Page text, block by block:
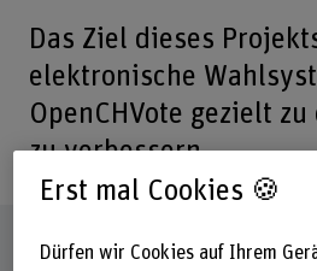
Das Ziel dieses
elektronische
OpenCHVote gezielt
zu verbessern.
Steckbrief
Erst mal Cookies 🍪
Dürfen wir Cookies auf Ihrem